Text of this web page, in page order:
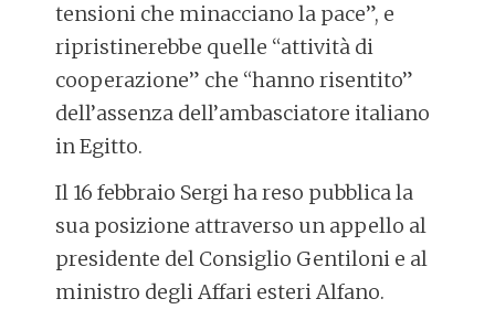
tensioni che minacciano la pace”, e
ripristinerebbe quelle “attività di
cooperazione” che “hanno risentito”
dell’assenza dell’ambasciatore italiano
in Egitto.
Il 16 febbraio Sergi ha reso pubblica la
sua posizione attraverso un appello al
presidente del Consiglio Gentiloni e al
ministro degli Affari esteri Alfano.